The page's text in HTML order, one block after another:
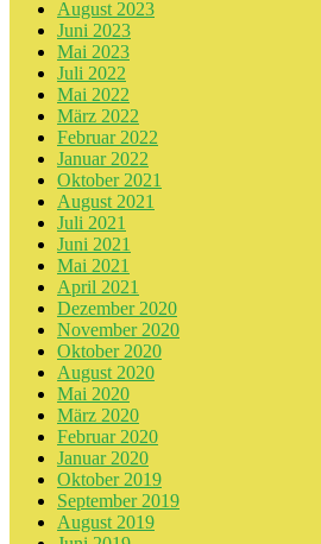
August 2023
Juni 2023
Mai 2023
Juli 2022
Mai 2022
März 2022
Februar 2022
Januar 2022
Oktober 2021
August 2021
Juli 2021
Juni 2021
Mai 2021
April 2021
Dezember 2020
November 2020
Oktober 2020
August 2020
Mai 2020
März 2020
Februar 2020
Januar 2020
Oktober 2019
September 2019
August 2019